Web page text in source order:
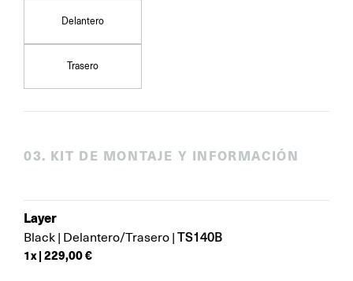
Delantero
Trasero
03. KIT DE MONTAJE Y INFORMACIÓN
Layer
Black | Delantero/Trasero | TS140B
1x | 229,00 €